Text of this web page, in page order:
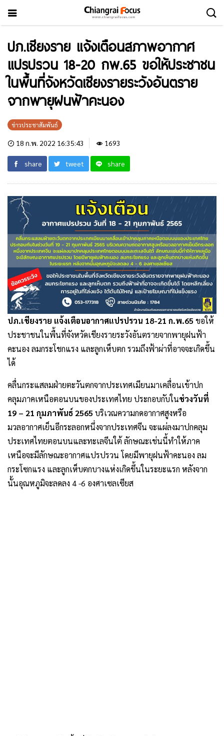
ปภ.เชียงราย แจ้งเตือนสภาพอากาศ
แปรปรวน 18-20 กพ.65 ขอให้ประชาชน
ในพื้นที่จังหวัดเชียงรายระวังอันตราย
จากพายุฝนฟ้าคะนอง
ข่าวประชาสัมพันธ์
18 ก.พ. 2022 16:35:43 1693
share tweet share
ปภ.เชียงราย แจ้งเตือนอากาศแปรปรวน 18-21 ก.พ.65 ขอให้
ประชาชนในพื้นที่จังหวัดเชียงรายระวังอันตรายจากพายุฝนฟ้า
คะนอง ลมกระโชกแรง และลูกเห็บตก รวมถึงฟ้าผ่าที่อาจจะเกิดขึ้น
ได้
คลื่นกระแสลมฝ่ายตะวันตกจากประเทศเมียนมาเคลื่อนเข้าปก
คลุมภาคเหนือตอนบนของประเทศไทย ประกอบกับในช่วงวันที่
19 – 21 กุมภาพันธ์ 2565 บริเวณความกดอากาศสูงหรือ
มวลอากาศเย็นอีกระลอกหนึ่งจากประเทศจีน จะแผ่ลงมาปกคลุม
ประเทศไทยตอนบนและทะเลจีนใต้ ลักษณะเช่นนี้ทำให้ภาค
เหนือจะมีลักษณะอากาศแปรปรวน โดยมีพายุฝนฟ้าคะนอง ลม
กระโซกแรง และลูกเห็บตกบางแห่งเกิดขึ้นในระยะแรก หลังจาก
นั้นอุณหภูมิจะลดลง 4 -6 องศาเซลเซียส